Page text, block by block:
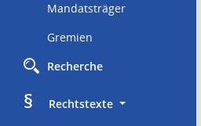
Mandatsträger
Gremien
Recherche
§
     Rechtstexte